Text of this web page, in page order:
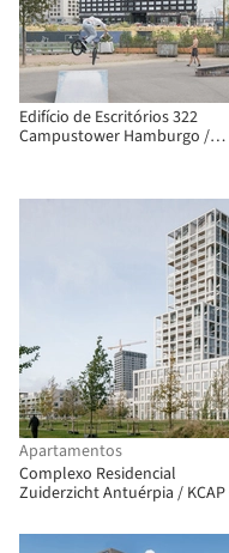
Edifício de Escritórios 322
Campustower Hamburgo /
Apartamentos
Complexo Residencial
Zuiderzicht Antuérpia / KCAP